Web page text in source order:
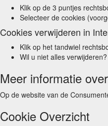
Klik op de 3 puntjes
Selecteer de cookies
Cookies verwijderen in
Klik op het tandwiel
Wil u niet alles
Meer informatie
Op de website van de
Cookie Overzicht